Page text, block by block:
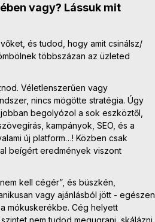
vagy? Lássuk mit
és tudod, hogy amit csinálsz/
többszázan az üzleted
Véletlenszerűen vagy
nincs mögötte stratégia. Úgy
begolyózol a sok eszköztől,
kampányok, SEO, és a
új platform…! Közben csak
beígért eredmények viszont
kell cégér”, és büszkén,
vagy ajánlásból jött - egészen
mókuskerékbe. Cég helyett
nem tudod megugrani, skálázni,